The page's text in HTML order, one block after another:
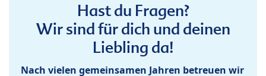
Hast du Fragen?
Wir sind für dich und deinen
Liebling da!
Nach vielen gemeinsamen Jahren betreuen wir